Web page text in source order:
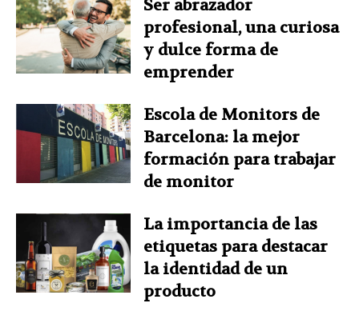
Ser abrazador
profesional, una curiosa
y dulce forma de
emprender
Escola de Monitors de
Barcelona: la mejor
formación para trabajar
de monitor
La importancia de las
etiquetas para destacar
la identidad de un
producto